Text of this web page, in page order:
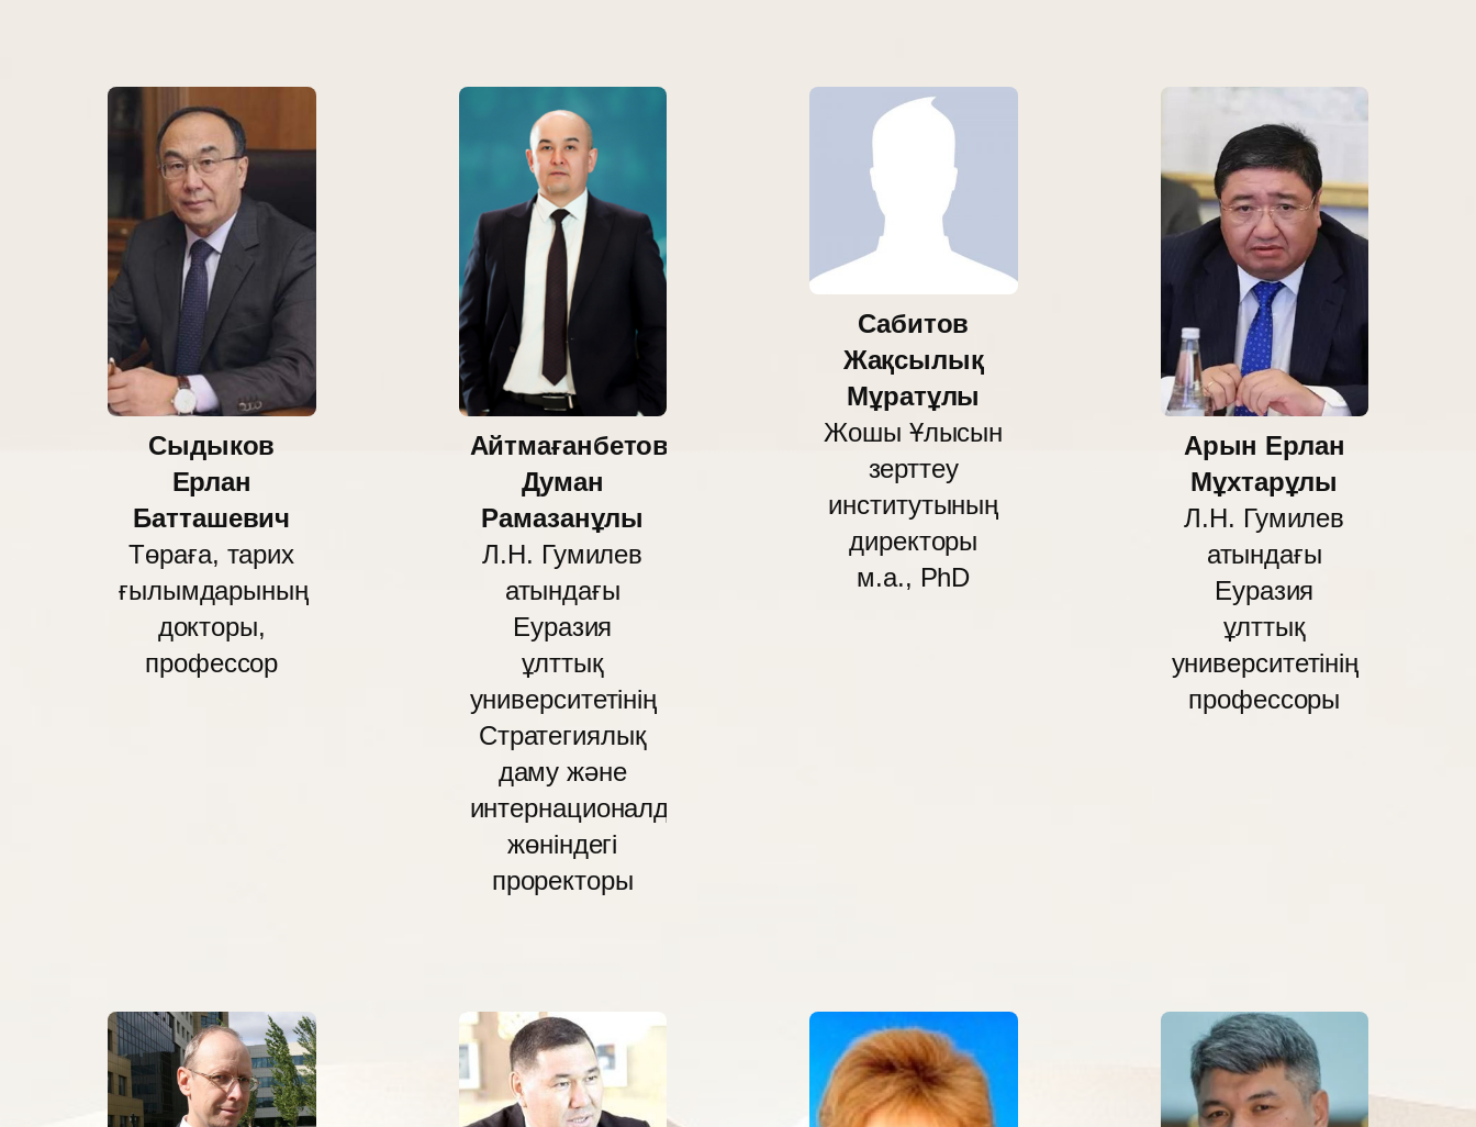
Сыдыков
Ерлан
Батташевич
Төраға, тарих
ғылымдарының
докторы,
профессор
Айтмағанбетов
Думан
Рамазанұлы
Л.Н. Гумилев
атындағы
Еуразия
ұлттық
университетінің
Стратегиялық
даму және
интернационалдандыру
жөніндегі
проректоры
Сабитов
Жақсылық
Мұратұлы
Жошы Ұлысын
зерттеу
институтының
директоры
м.а., PhD
Арын Ерлан
Мұхтарұлы
Л.Н. Гумилев
атындағы
Еуразия
ұлттық
университетінің
профессоры